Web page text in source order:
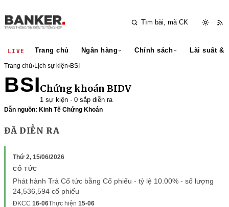
LIVE Trang chủ Ngân hàng Chính sách Lãi suất &
Trang chủ›Lịch sự kiện›BSI
BSIChứng khoán BIDV
1 sự kiện · 0 sắp diễn ra
Dẫn nguồn: Kinh Tế Chứng Khoán
ĐÃ DIỄN RA
Thứ 2, 15/06/2026
CỔ TỨC
Phát hành Trả Cổ tức bằng Cổ phiếu - tỷ lệ 10.00% - số lượng
24,536,594 cổ phiếu
ĐKCC 16-06Thực hiện 15-06